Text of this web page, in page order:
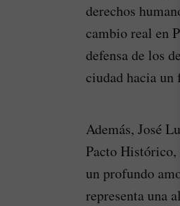
derechos
cambio real en
defensa de los
ciudad hacia un
Además, José
Pacto Histórico,
un profundo
representa una